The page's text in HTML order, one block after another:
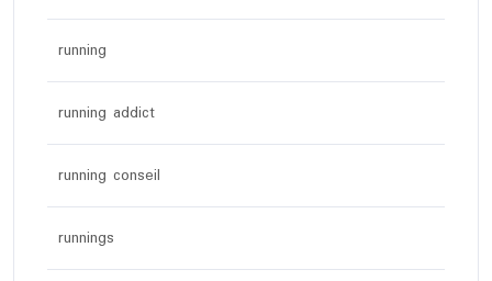
running
running addict
running conseil
runnings